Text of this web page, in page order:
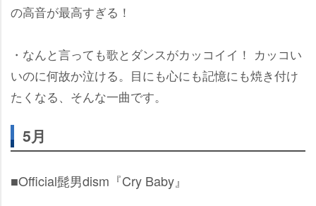
の高音が最高すぎる！
・なんと言っても歌とダンスがカッコイイ！ カッコい
いのに何故か泣ける。目にも心にも記憶にも焼き付け
たくなる、そんな一曲です。
5月
■Official髭男dism『Cry Baby』